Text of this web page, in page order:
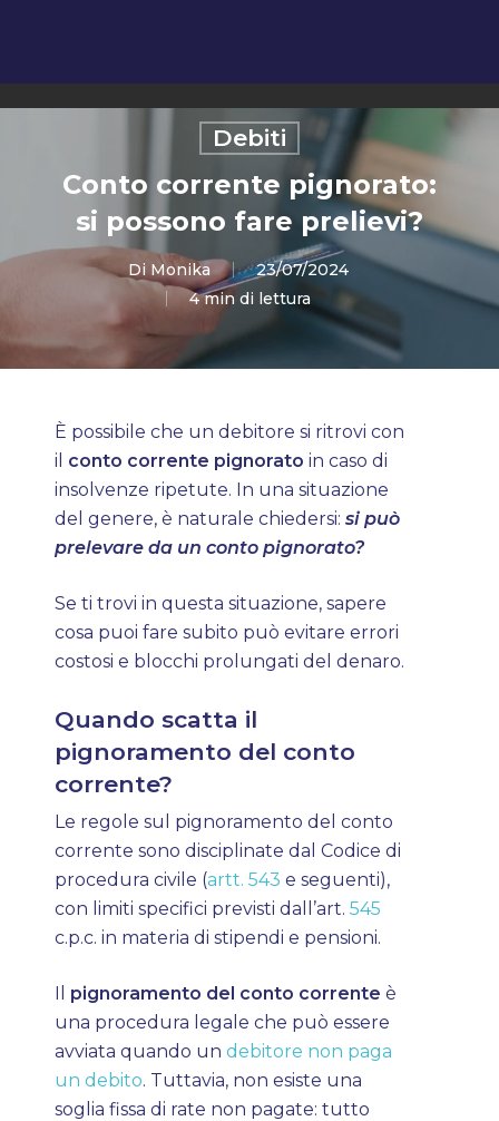
Scopri Bravo
Domande Frequenti
Stampa
Contatti
Debiti
Conto corrente pignorato:
si possono fare prelievi?
Di Monika
23/07/2024
4 min di lettura
È possibile che un debitore si ritrovi con
il conto corrente pignorato in caso di
insolvenze ripetute. In una situazione
del genere, è naturale chiedersi:si può
prelevare da un conto pignorato?
Se ti trovi in questa situazione, sapere
cosa puoi fare subito può evitare errori
costosi e blocchi prolungati del denaro.
Quando scatta il
pignoramento del conto
corrente?
Le regole sul pignoramento del conto
corrente sono disciplinate dal Codice di
procedura civile (artt. 543 e seguenti),
con limiti specifici previsti dall’art.545
c.p.c. in materia di stipendi e pensioni.
Il pignoramento del conto corrente è
una procedura legale che può essere
avviata quando undebitore non paga
un debito. Tuttavia, non esiste una
soglia fissa di rate non pagate: tutto